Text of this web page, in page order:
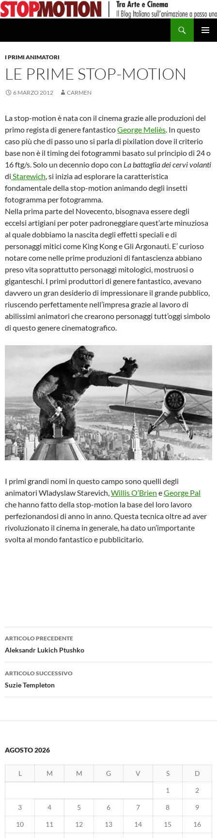
Vai
al
I PRIMI ANIMATORI
LE PRIME STOP-MOTION
6 MARZO 2012 CARMEN
La stop-motion è nata con il cinema grazie alle produzioni del
primo regista di genere fantasticoGeorge Meliès. In questo
caso più che di passo uno si parla di pixilation dove il criterio
base non è il timing dei fotogrammi basato sul principio di 24 o
16 ftg/s. Solo un decennio dopo con La battaglia dei cervi volanti
di Starewich, si inizia ad esplorare la caratteristica
fondamentale della stop-motion animando degli insetti
fotogramma per fotogramma.
Nella prima parte del Novecento, bisognava essere degli
eccelsi artigiani per poter padroneggiare quest’arte minuziosa
al quale dobbiamo la nascita degli effetti speciali e di
personaggi mitici come King Kong e Gli Argonauti. E’ curioso
notare come nelle prime produzioni di fantascienza abbiano
preso vita soprattutto personaggi mitologici, mostruosi o
giganteschi. I primi produttori di genere fantastico, avevano
davvero un gran desiderio di impressionare il grande pubblico,
riuscendo perfettamente nell’impresa grazie al lavoro di
abilissimi animatori che crearono personaggi tutt’oggi simbolo
di questo genere cinematografico.
I primi grandi nomi in questo campo sono quelli degli
animatori Wladyslaw Starevich,Willis O’Brien eGeorge Pal
che hanno fatto della stop-motion la base del loro lavoro
perfezionandosi di anno in anno. Questa tecnica oltre ad aver
rivoluzionato il cinema in generale, ha dato un’importante
svolta al mondo fantastico e pubblicitario.
Navigazione
articolo
ARTICOLO PRECEDENTE
Aleksandr Lukich Ptushko
ARTICOLO SUCCESSIVO
Suzie Templeton
AGOSTO 2026
L M M G V S D
1 2
3 4 5 6 7 8 9
10 11 12 13 14 15 16